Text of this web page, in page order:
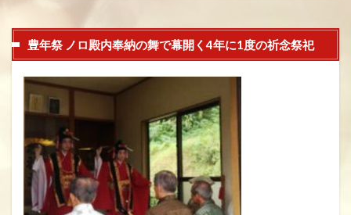
豊年祭 ノロ殿内奉納の舞で幕開く4年に1度の祈念祭祀